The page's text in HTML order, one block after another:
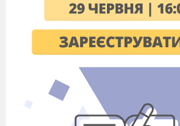
ключі.
. Вправа «Розповідь про погоду»
— Яка зараз пора року?
— Який місяць?
— Тепло чи холодно надворі?
—Який стан неба?
— Яка температура повітря?
— Чи були сьогодні протягом дня опади?
. Запитання для повторення